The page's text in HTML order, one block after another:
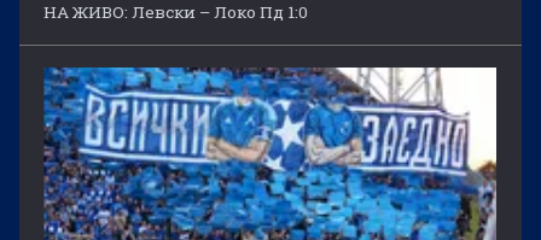
НА ЖИВО: Левски – Локо Пд 1:0